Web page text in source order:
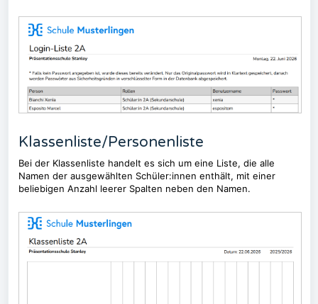
Klassenliste/Personenliste
Bei der Klassenliste handelt es sich um eine Liste, die alle
Namen der ausgewählten Schüler:innen enthält, mit einer
beliebigen Anzahl leerer Spalten neben den Namen.